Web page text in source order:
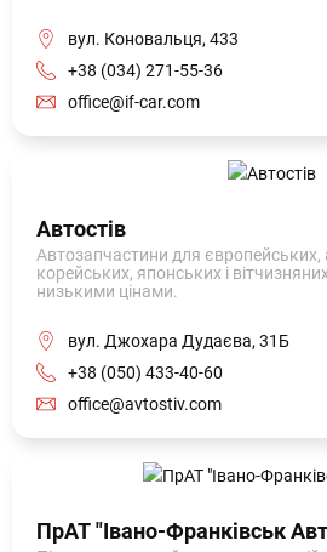
вул. Коновальця, 433
+38 (034) 271-55-36
office@if-car.com
Автостів
Автозапчастини для
корейських, японських і
низькими цінами.
вул. Джохара Дудаєва, 31Б
+38 (050) 433-40-60
office@avtostiv.com
ПрАТ "Івано-Франківськ